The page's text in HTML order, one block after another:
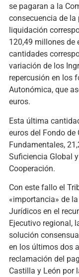
se pagaran a la
consecuencia de la
liquidación
120,49 millones de
cantidades
variación de los
repercusión en los
Autonómica, que
euros.
Esta última
euros del Fondo
Fundamentales,
Suficiencia Global
Cooperación.
Con este fallo el
«importancia» de
Jurídicos en el
Ejecutivo regional,
solución
en los últimos dos
reclamación del
Castilla y León por